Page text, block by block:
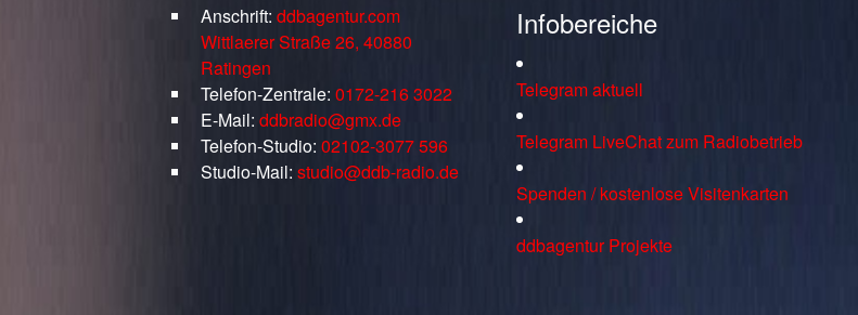
Anschrift: ddbagentur.com
Wittlaerer Straße 26, 40880
Ratingen
Telefon-Zentrale: 0172-216 3022
E-Mail: ddbradio@gmx.de
Telefon-Studio: 02102-3077 596
Studio-Mail: studio@ddb-radio.de
Infobereiche
Telegram aktuell
Telegram LiveChat zum Radiobetrieb
Spenden / kostenlose Visitenkarten
ddbagentur Projekte